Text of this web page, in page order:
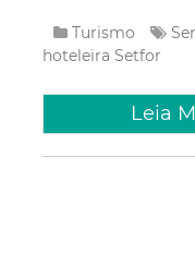
Turismo
hoteleira Setfor
Leia